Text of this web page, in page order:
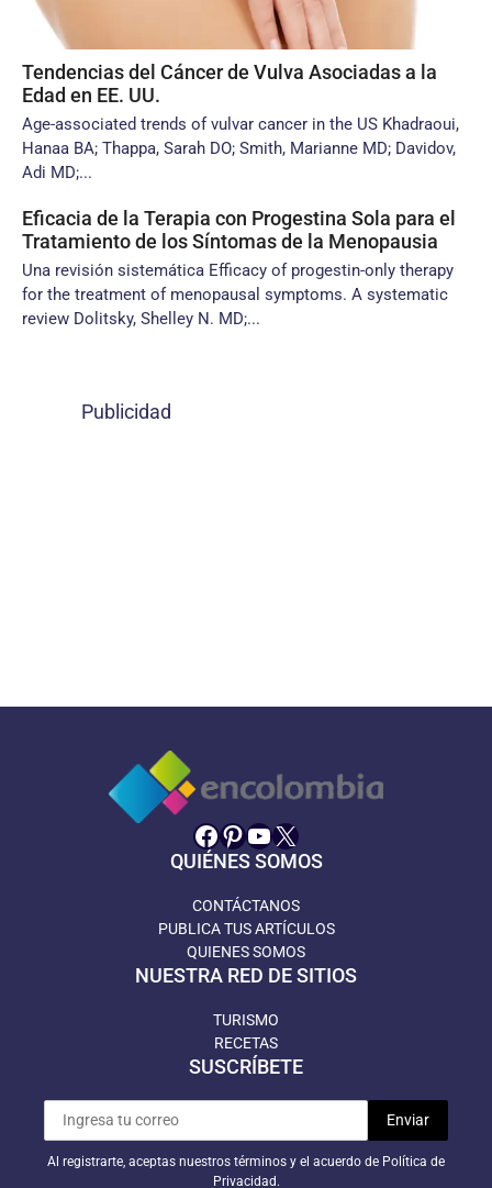
Tendencias del Cáncer de Vulva Asociadas a la
Edad en EE. UU.
Age-associated trends of vulvar cancer in the US Khadraoui,
Hanaa BA; Thappa, Sarah DO; Smith, Marianne MD; Davidov,
Adi MD;...
Eficacia de la Terapia con Progestina Sola para el
Tratamiento de los Síntomas de la Menopausia
Una revisión sistemática Efficacy of progestin-only therapy
for the treatment of menopausal symptoms. A systematic
review Dolitsky, Shelley N. MD;...
Publicidad
Facebook
Pinterest
YouTube
X
QUIÉNES SOMOS
CONTÁCTANOS
PUBLICA TUS ARTÍCULOS
QUIENES SOMOS
NUESTRA RED DE SITIOS
TURISMO
RECETAS
SUSCRÍBETE
Al registrarte, aceptas nuestros términos y el acuerdo de Política de
Privacidad.